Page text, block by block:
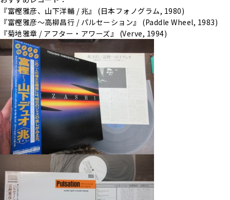
『富樫雅彦、山下洋輔 / 兆』 (日本フォノグラム, 1980)
『富樫雅彦～高柳昌行 / パルセーション』 (Paddle Wheel, 1983)
『菊地雅章 / アフター・アワーズ』 (Verve, 1994)